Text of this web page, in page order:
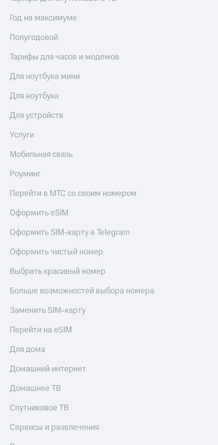
Год на максимуме
Полугодовой
Тарифы для часов и модемов
Для ноутбука мини
Для ноутбука
Для устройств
Услуги
Мобильная связь
Роуминг
Перейти в МТС со своим номером
Оформить eSIM
Оформить SIM-карту в Telegram
Оформить чистый номер
Выбрать красивый номер
Больше возможностей выбора номера
Заменить SIM-карту
Перейти на eSIM
Для дома
Домашний интернет
Домашнее ТВ
Спутниковое ТВ
Сервисы и развлечения